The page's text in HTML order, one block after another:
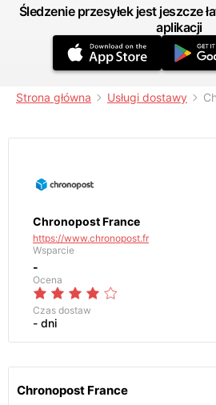
Śledzenie przesyłek jest jeszcze
aplikacji
Strona główna Usługi dostawy
Chronopost France
https://www.chronopost.fr
Wsparcie
-
Ocena
Czas dostaw
- dni
Chronopost France